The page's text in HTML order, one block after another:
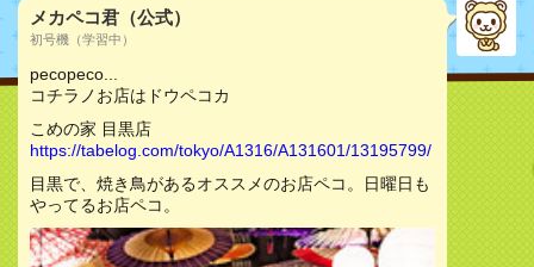
メカペコ君（公式）
初号機（学習中）
pecopeco...
コチラノお店はドウペコカ
こめの家 目黒店
https://tabelog.com/tokyo/A1316/A131601/13195799/
目黒で、焼き鳥があるオススメのお店ペコ。日曜日も
やってるお店ペコ。